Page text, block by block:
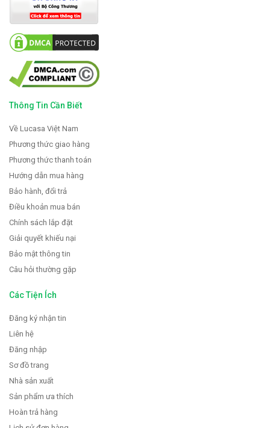
Thông Tin Cần Biết
Về Lucasa Việt Nam
Phương thức giao hàng
Phương thức thanh toán
Hướng dẫn mua hàng
Bảo hành, đổi trả
Điều khoản mua bán
Chính sách lắp đặt
Giải quyết khiếu nại
Bảo mật thông tin
Câu hỏi thường gặp
Các Tiện Ích
Đăng ký nhận tin
Liên hệ
Đăng nhập
Sơ đồ trang
Nhà sản xuất
Sản phẩm ưa thích
Hoàn trả hàng